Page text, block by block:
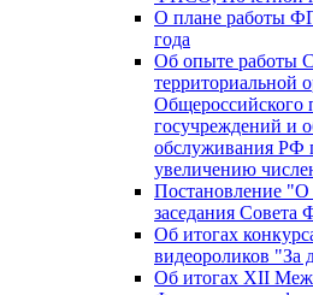
О плане работы
года
Об опыте работы
территориальной
Общероссийского
госучреждений и
обслуживания
увеличению
Постановление "О
заседания
Об итогах
видеороликов "За
Об итогах XII